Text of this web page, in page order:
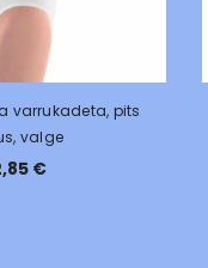
varrukadeta, pits
valge
€